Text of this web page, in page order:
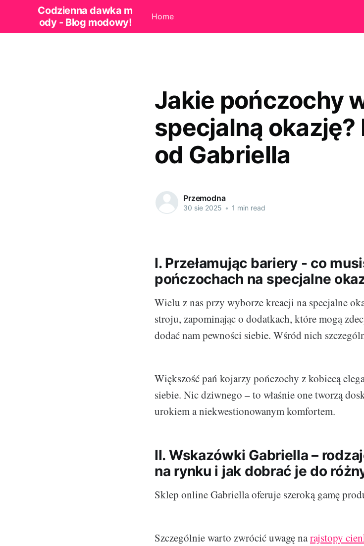
Codzienna dawka m
ody - Blog modowy!
Home
Jakie pończochy
specjalną okazję?
od Gabriella
Przemodna
30 sie 2025 • 1 min read
I. Przełamując bariery - co
pończochach na specjalne
Wielu z nas przy wyborze kreacji na specjalne
stroju, zapominając o dodatkach, które mogą
dodać nam pewności siebie. Wśród nich
Większość pań kojarzy pończochy z kobiecą
siebie. Nic dziwnego – to właśnie one tworzą
urokiem a niekwestionowanym komfortem.
II. Wskazówki Gabriella –
na rynku i jak dobrać je do
Sklep online Gabriella oferuje szeroką gamę
Szczególnie warto zwrócić uwagę narajstopy